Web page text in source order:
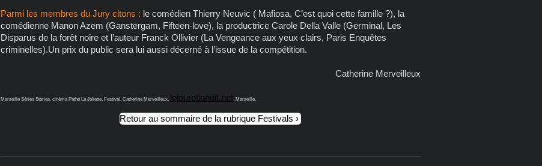
Parmi les membres du Jury citons : le comédien Thierry Neuvic ( Mafiosa, C’est quoi cette famille ?), la
comédienne Manon Azem (Ganstergam, Fifteen-love), la productrice Carole Della Valle (Germinal, Les
Disparus de la forêt noire et l’auteur Franck Ollivier (La Vengeance aux yeux clairs, Paris Enquêtes
criminelles).Un prix du public sera lui aussi décerné à l’issue de la compétition.
Catherine Merveilleux
Marseille Séries Stories, cinéma Pathé La Joliette, Festival, Catherine Merveilleux, lejouretlanuit.net , Marseille,
Retour au sommaire de la rubrique Festivals